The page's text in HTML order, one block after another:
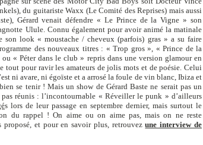
du guitariste Waxx (Le Comité des Reprises) mais aussi
Gérard venait défendre « Le Prince de la Vigne » son
Ulule. Connu également pour avoir animé la matinale
look « moustache / cheveux (parfois) gras » a su faire
des nouveaux titres : « Trop gros », « Prince de la
« Péter dans le club » repris dans une version glamour en
pour ravir les amateurs de jolis mots et de poésie. Celui
ni avare, ni égoïste et a arrosé la foule de vin blanc, Ibiza et
se tenir ! Mais un show de Gérard Baste ne serait pas un
réunis : l’incontournable « Réveiller le punk » d’ailleurs
s lors de leur passage en septembre dernier, mais surtout le
du rappel ! On aime ou on aime pas, mais on ne reste
proposé, et pour en savoir plus, retrouvezune interview de